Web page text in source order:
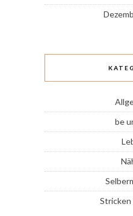
be
Stricken